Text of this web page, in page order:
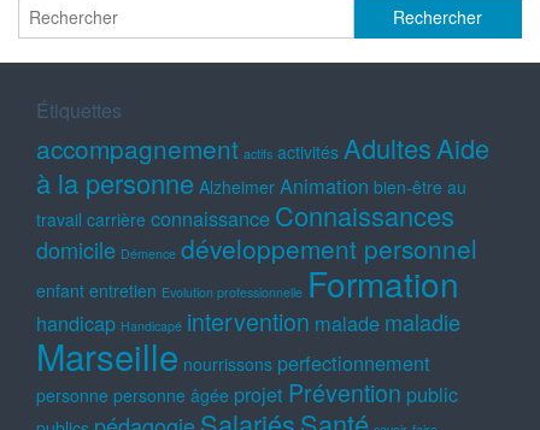
Étiquettes
accompagnement actifs activités AdultesAide
à la personne Alzheimer Animation bien-être au
travail carrière connaissance Connaissances
domicile Démence développement personnel
enfant entretien Evolution professionnelle Formation
handicap Handicapé intervention malade maladie
Marseille nourrissons perfectionnement
personne personne âgée projet Prévention public